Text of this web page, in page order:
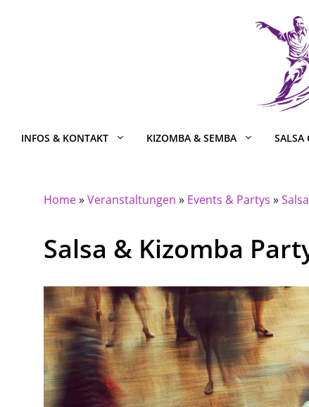
INFOS & KONTAKT KIZOMBA & SEMBA SALSA
Home»Veranstaltungen » Events & Partys »
Salsa & Kizomba